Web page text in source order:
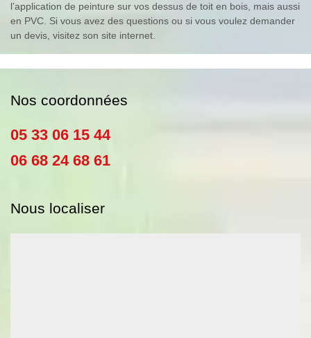
l’application de peinture sur vos dessus de toit en bois, mais aussi
en PVC. Si vous avez des questions ou si vous voulez demander
un devis, visitez son site internet.
Nos coordonnées
05 33 06 15 44
06 68 24 68 61
Nous localiser